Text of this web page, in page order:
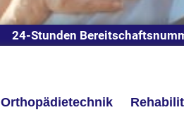
24-Stunden
Orthopädietechnik